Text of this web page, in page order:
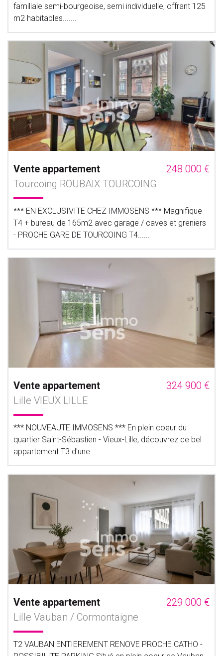
familiale semi-bourgeoise, semi individuelle, offrant 125
m2 habitables.......
Vente appartement
248 000 €
Tourcoing ROUBAIX TOURCOING
*** EN EXCLUSIVITE CHEZ IMMOSENS *** Magnifique
T4 + bureau de 165m2 avec garage / caves et greniers
- PROCHE GARE DE TOURCOING T4......
Vente appartement
324 900 €
Lille VIEUX LILLE
*** NOUVEAUTE IMMOSENS *** En plein coeur du
quartier Saint-Sébastien - Vieux-Lille, découvrez ce bel
appartement T3 d'une......
Vente appartement
229 000 €
Lille Vauban / Cormontaigne
T2 VAUBAN ENTIEREMENT RENOVE PROCHE CATHO -